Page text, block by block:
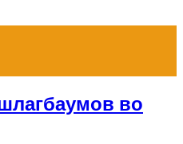
во